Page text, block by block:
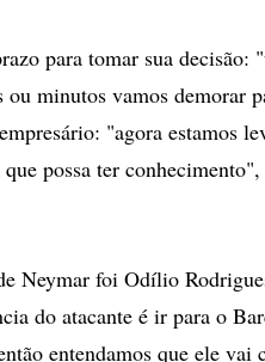
para tomar sua decisão:
ou minutos vamos demorar
"agora estamos
possa ter
Neymar foi Odílio
do atacante é ir para o
entendamos que ele vai